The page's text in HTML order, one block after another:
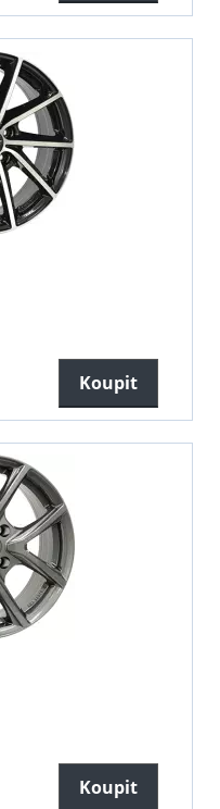
Koupit
Koupit